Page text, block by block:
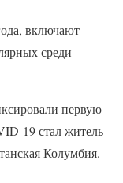
включают
среди
первую
19 стал житель
Колумбия.